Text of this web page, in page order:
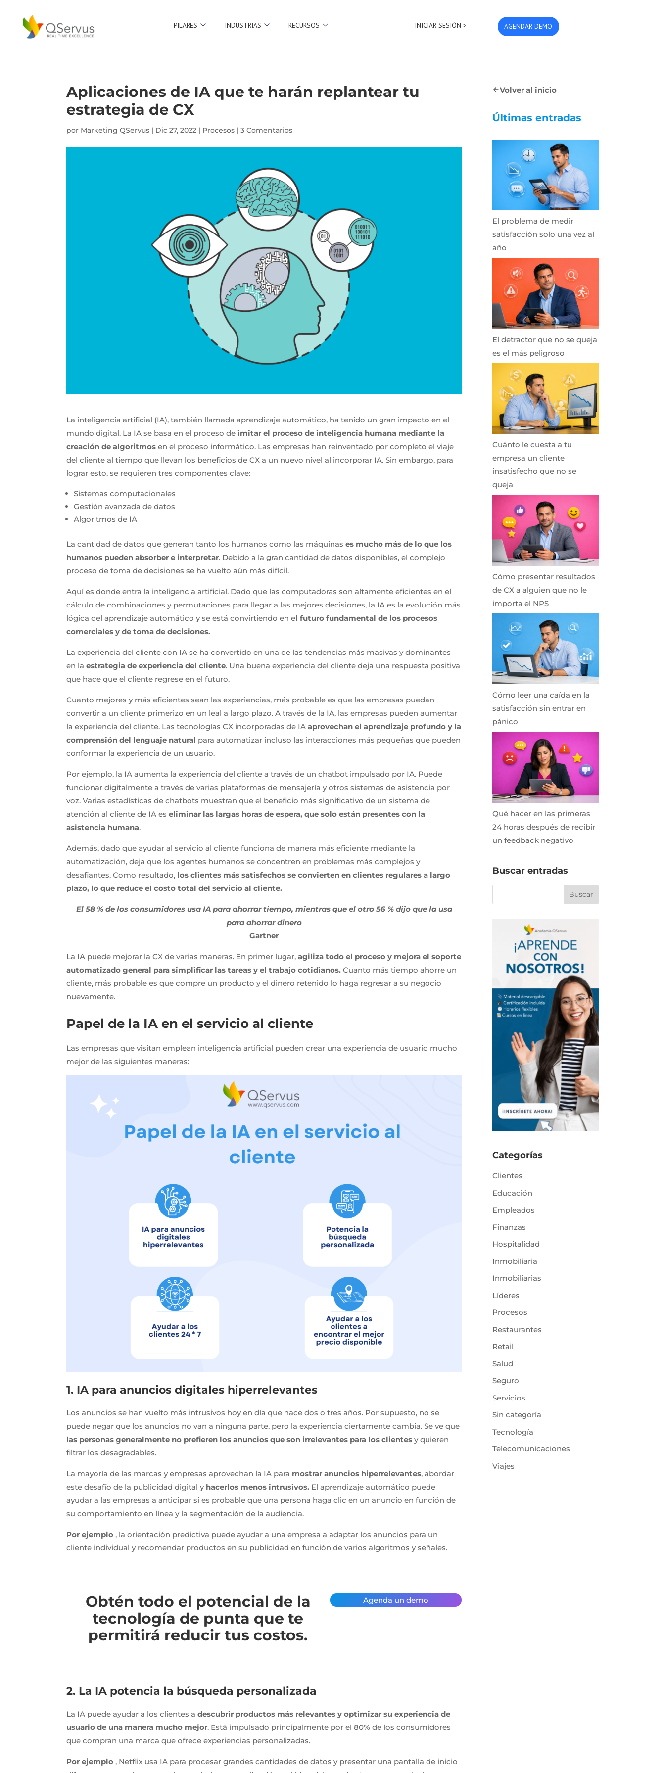
PILARES INDUSTRIAS RECURSOS INICIAR SESIÓN > AGENDAR DEMO
Aplicaciones de IA que te harán replantear tu
estrategia de CX
por Marketing QServus | Dic 27, 2022 | Procesos |3 Comentarios
La inteligencia artificial (IA), también llamada aprendizaje automático, ha tenido un gran impacto en el
mundo digital. La IA se basa en el proceso deimitar el proceso de inteligencia humana mediante la
creación de algoritmos en el proceso informático. Las empresas han reinventado por completo el viaje
del cliente al tiempo que llevan los beneficios de CX a un nuevo nivel al incorporar IA. Sin embargo, para
lograr esto, se requieren tres componentes clave:
Sistemas computacionales
Gestión avanzada de datos
Algoritmos de IA
La cantidad de datos que generan tanto los humanos como las máquinases mucho más de lo que los
humanos pueden absorber e interpretar. Debido a la gran cantidad de datos disponibles, el complejo
proceso de toma de decisiones se ha vuelto aún más difícil.
Aquí es donde entra la inteligencia artificial. Dado que las computadoras son altamente eficientes en el
cálculo de combinaciones y permutaciones para llegar a las mejores decisiones, la IA es la evolución más
lógica del aprendizaje automático y se está convirtiendo en el futuro fundamental de los procesos
comerciales y de toma de decisiones.
La experiencia del cliente con IA se ha convertido en una de las tendencias más masivas y dominantes
en laestrategia de experiencia del cliente. Una buena experiencia del cliente deja una respuesta positiva
que hace que el cliente regrese en el futuro.
Cuanto mejores y más eficientes sean las experiencias, más probable es que las empresas puedan
convertir a un cliente primerizo en un leal a largo plazo. A través de la IA, las empresas pueden aumentar
la experiencia del cliente. Las tecnologías CX incorporadas de IAaprovechan el aprendizaje profundo y la
comprensión del lenguaje natural para automatizar incluso las interacciones más pequeñas que pueden
conformar la experiencia de un usuario.
Por ejemplo, la IA aumenta la experiencia del cliente a través de un chatbot impulsado por IA. Puede
funcionar digitalmente a través de varias plataformas de mensajería y otros sistemas de asistencia por
voz. Varias estadísticas de chatbots muestran que el beneficio más significativo de un sistema de
atención al cliente de IA eseliminar las largas horas de espera, que solo están presentes con la
asistencia humana.
Además, dado que ayudar al servicio al cliente funciona de manera más eficiente mediante la
automatización, deja que los agentes humanos se concentren en problemas más complejos y
desafiantes. Como resultado, los clientes más satisfechos se convierten en clientes regulares a largo
plazo, lo que reduce el costo total del servicio al cliente.
El 58 % de los consumidores usa IA para ahorrar tiempo, mientras que el otro 56 % dijo que la usa
para ahorrar dinero
Gartner
La IA puede mejorar la CX de varias maneras. En primer lugar,agiliza todo el proceso y mejora el soporte
automatizado general para simplificar las tareas y el trabajo cotidianos.Cuanto más tiempo ahorre un
cliente, más probable es que compre un producto y el dinero retenido lo haga regresar a su negocio
nuevamente.
Papel de la IA en el servicio al cliente
Las empresas que visitan emplean inteligencia artificial pueden crear una experiencia de usuario mucho
mejor de las siguientes maneras:
1. IA para anuncios digitales hiperrelevantes
Los anuncios se han vuelto más intrusivos hoy en día que hace dos o tres años. Por supuesto, no se
puede negar que los anuncios no van a ninguna parte, pero la experiencia ciertamente cambia. Se ve que
las personas generalmente no prefieren los anuncios que son irrelevantes para los clientesy quieren
filtrar los desagradables.
La mayoría de las marcas y empresas aprovechan la IA para mostrar anuncios hiperrelevantes, abordar
este desafío de la publicidad digital y hacerlos menos intrusivos. El aprendizaje automático puede
ayudar a las empresas a anticipar si es probable que una persona haga clic en un anuncio en función de
su comportamiento en línea y la segmentación de la audiencia.
Por ejemplo , la orientación predictiva puede ayudar a una empresa a adaptar los anuncios para un
cliente individual y recomendar productos en su publicidad en función de varios algoritmos y señales.
Obtén todo el potencial de la
tecnología de punta que te
permitirá reducir tus costos.
Agenda un demo
2. La IA potencia la búsqueda personalizada
La IA puede ayudar a los clientes adescubrir productos más relevantes y optimizar su experiencia de
usuario de una manera mucho mejor. Está impulsado principalmente por el 80% de los consumidores
que compran una marca que ofrece experiencias personalizadas.
Por ejemplo , Netflix usa IA para procesar grandes cantidades de datos y presentar una pantalla de inicio
Volver al inicio
Últimas entradas
El problema de medir
satisfacción solo una vez al
año
El detractor que no se queja
es el más peligroso
Cuánto le cuesta a tu
empresa un cliente
insatisfecho que no se
queja
Cómo presentar resultados
de CX a alguien que no le
importa el NPS
Cómo leer una caída en la
satisfacción sin entrar en
pánico
Qué hacer en las primeras
24 horas después de recibir
un feedback negativo
Buscar entradas
Categorías
Clientes
Educación
Empleados
Finanzas
Hospitalidad
Inmobiliaria
Inmobiliarias
Líderes
Procesos
Restaurantes
Retail
Salud
Seguro
Servicios
Sin categoría
Tecnología
Telecomunicaciones
Viajes